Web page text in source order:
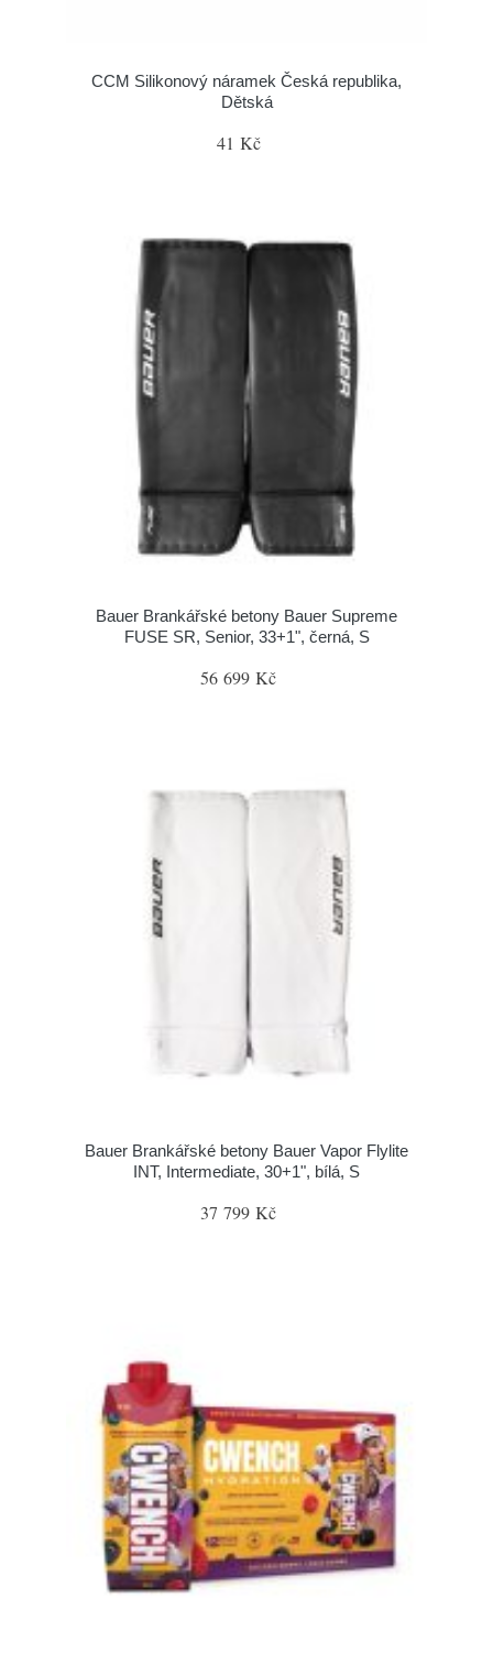
CCM Silikonový náramek Česká republika,
Dětská
41 Kč
Bauer Brankářské betony Bauer Supreme
FUSE SR, Senior, 33+1", černá, S
56 699 Kč
Bauer Brankářské betony Bauer Vapor Flylite
INT, Intermediate, 30+1", bílá, S
37 799 Kč